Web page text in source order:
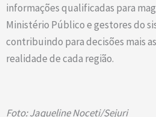
informações qualificadas para
Ministério Público e gestores do
contribuindo para decisões mais
realidade de cada região.
Foto: Jaqueline Noceti/Sejuri